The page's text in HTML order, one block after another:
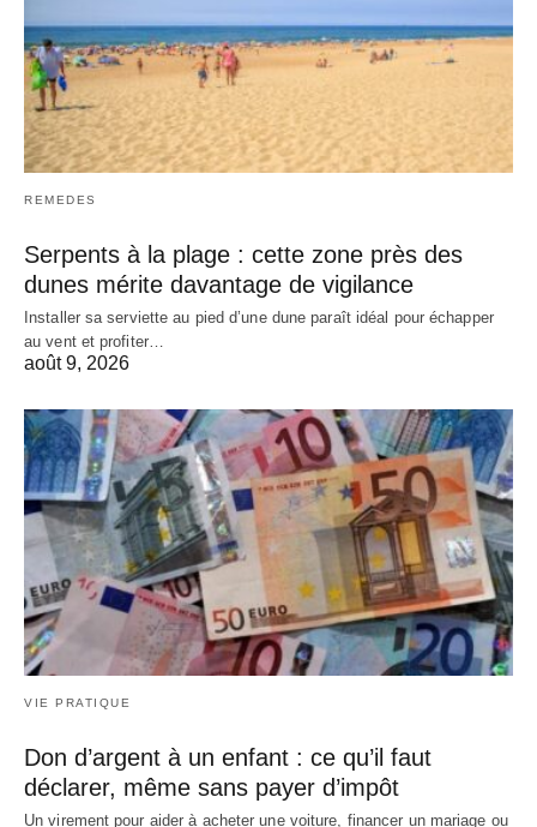
REMEDES
Serpents à la plage : cette zone près des
dunes mérite davantage de vigilance
Installer sa serviette au pied d’une dune paraît idéal pour échapper
au vent et profiter…
août 9, 2026
VIE PRATIQUE
Don d’argent à un enfant : ce qu’il faut
déclarer, même sans payer d’impôt
Un virement pour aider à acheter une voiture, financer un mariage ou